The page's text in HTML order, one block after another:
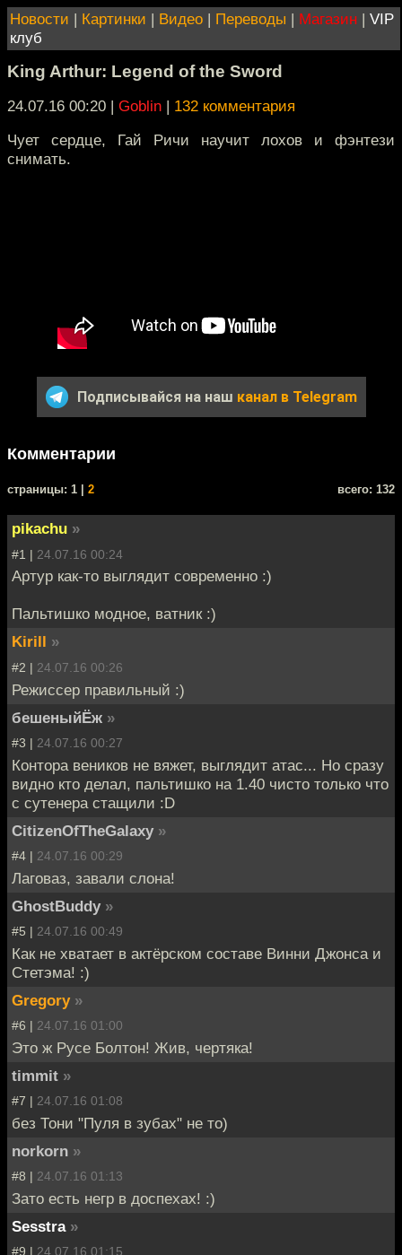
Новости | Картинки | Видео | Переводы | Магазин | VIP
клуб
King Arthur: Legend of the Sword
24.07.16 00:20 | Goblin | 132 комментария
Чует сердце, Гай Ричи научит лохов и фэнтези
снимать.
Подписывайся на наш канал в Telegram
Комментарии
cтраницы: 1 | 2 всего: 132
pikachu »
#1 | 24.07.16 00:24
Артур как-то выглядит современно :)
Пальтишко модное, ватник :)
Kirill »
#2 | 24.07.16 00:26
Режиссер правильный :)
бешеныйЁж »
#3 | 24.07.16 00:27
Контора веников не вяжет, выглядит атас... Но сразу
видно кто делал, пальтишко на 1.40 чисто только что
с сутенера стащили :D
CitizenOfTheGalaxy »
#4 | 24.07.16 00:29
Лаговаз, завали слона!
GhostBuddy »
#5 | 24.07.16 00:49
Как не хватает в актёрском составе Винни Джонса и
Стетэма! :)
Gregory »
#6 | 24.07.16 01:00
Это ж Русе Болтон! Жив, чертяка!
timmit »
#7 | 24.07.16 01:08
без Тони "Пуля в зубах" не то)
norkorn »
#8 | 24.07.16 01:13
Зато есть негр в доспехах! :)
Sesstra »
#9 | 24.07.16 01:15